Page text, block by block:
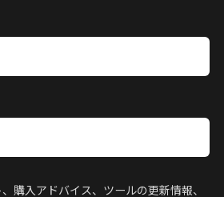
購入アドバイス、ツールの更新情報、